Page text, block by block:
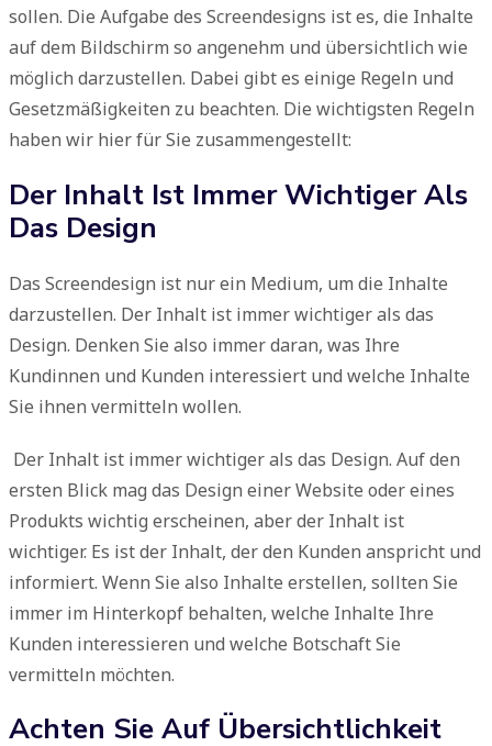
sollen. Die Aufgabe des Screendesigns ist es, die Inhalte
auf dem Bildschirm so angenehm und übersichtlich wie
möglich darzustellen. Dabei gibt es einige Regeln und
Gesetzmäßigkeiten zu beachten. Die wichtigsten Regeln
haben wir hier für Sie zusammengestellt:
Der Inhalt Ist Immer Wichtiger Als
Das Design
Das Screendesign ist nur ein Medium, um die Inhalte
darzustellen. Der Inhalt ist immer wichtiger als das
Design. Denken Sie also immer daran, was Ihre
Kundinnen und Kunden interessiert und welche Inhalte
Sie ihnen vermitteln wollen.
Der Inhalt ist immer wichtiger als das Design. Auf den
ersten Blick mag das Design einer Website oder eines
Produkts wichtig erscheinen, aber der Inhalt ist
wichtiger. Es ist der Inhalt, der den Kunden anspricht und
informiert. Wenn Sie also Inhalte erstellen, sollten Sie
immer im Hinterkopf behalten, welche Inhalte Ihre
Kunden interessieren und welche Botschaft Sie
vermitteln möchten.
Achten Sie Auf Übersichtlichkeit